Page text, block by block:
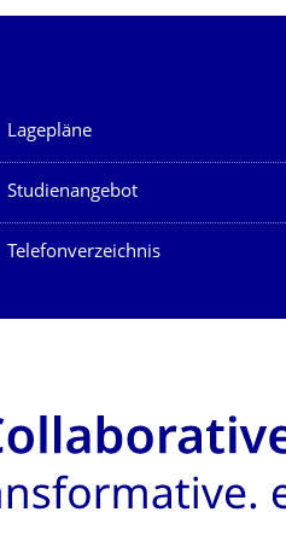
Unsere Dienste
Lagepläne
Studienangebot
Telefonverzeichnis